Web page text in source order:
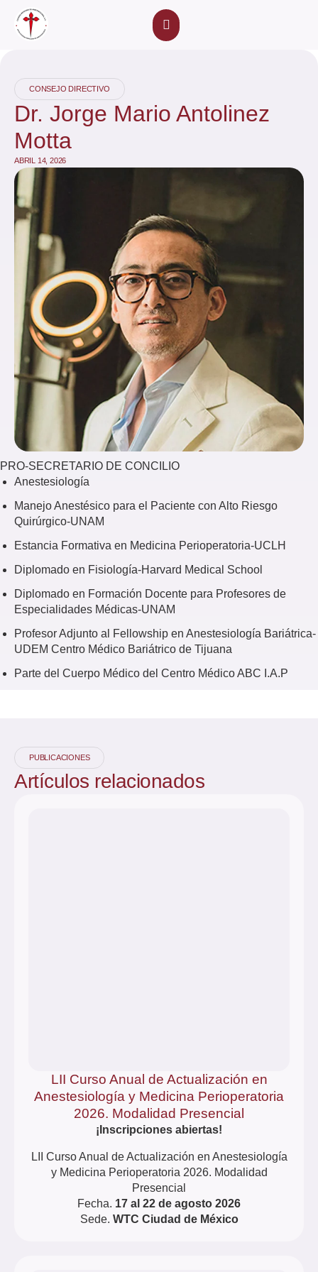
CONSEJO DIRECTIVO
Dr. Jorge Mario Antolinez
Motta
ABRIL 14, 2026
PRO-SECRETARIO DE CONCILIO
Anestesiología
Manejo Anestésico para el Paciente con Alto Riesgo
Quirúrgico-UNAM
Estancia Formativa en Medicina Perioperatoria-UCLH
Diplomado en Fisiología-Harvard Medical School
Diplomado en Formación Docente para Profesores de
Especialidades Médicas-UNAM
Profesor Adjunto al Fellowship en Anestesiología Bariátrica-
UDEM Centro Médico Bariátrico de Tijuana
Parte del Cuerpo Médico del Centro Médico ABC I.A.P
PUBLICACIONES
Artículos relacionados
LII Curso Anual de Actualización en
Anestesiología y Medicina Perioperatoria
2026. Modalidad Presencial
¡Inscripciones abiertas!
LII Curso Anual de Actualización en Anestesiología
y Medicina Perioperatoria 2026. Modalidad
Presencial
Fecha. 17 al 22 de agosto 2026
Sede. WTC Ciudad de México